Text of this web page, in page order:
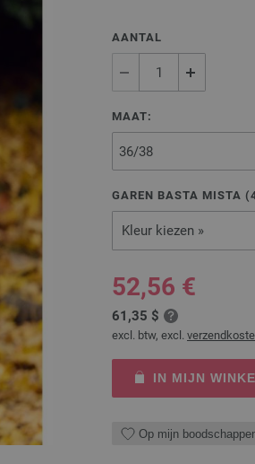
AANTAL
MAAT:
GAREN BASTA MISTA (
Kleur kiezen »
52,56 €
61,35 $
excl. btw, excl.
IN MIJN
Op mijn